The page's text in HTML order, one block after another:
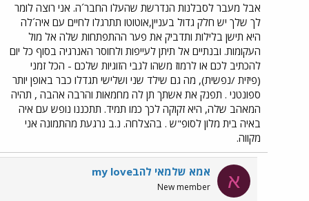
אבל מעבר לסבלנות הנדרשת שהעלו החבר´ה. אני רוצה לומר
לך שלך יש חלק גדול בעניין,אוטוטו תתרגלו לחיים עם איה´לה
היא תישן בלילות ותדביק את פער ההתפתחות שלה אל מול
העקומות. ובנתיים אל תיתן לעייפות ולחוסר האנרגיה בסוף כל יום
להכתיב לכם או לרמוז משהו לגבי הזוגיות שלכם - הכל זמני
(פיזית /נפשית), מה גם שילד שני ושלישי תגדלו כבר באופן יותר
ספונטני . תפנק את אשתך תן לה מחמאות והרבה אהבה , תהיה
המאהב שלה, היא זקוקה לכך כמו תמיד. תתכננו נופש עם איה
באיה בית מלון לסופ"ש . בהצלחה. נ.ב נרגעת מהתמונה אני
מקווה.
א אמא שלמאי להבmy love
New member